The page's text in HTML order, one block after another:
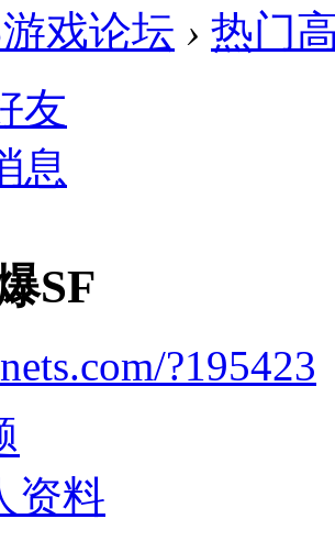
戏论坛 › 热门
友
息
SF
?195423
资料